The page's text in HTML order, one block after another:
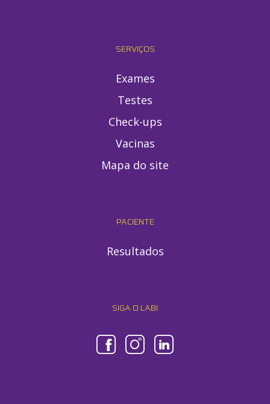
SERVIÇOS
Exames
Testes
Check-ups
Vacinas
Mapa do site
PACIENTE
Resultados
SIGA O LABI